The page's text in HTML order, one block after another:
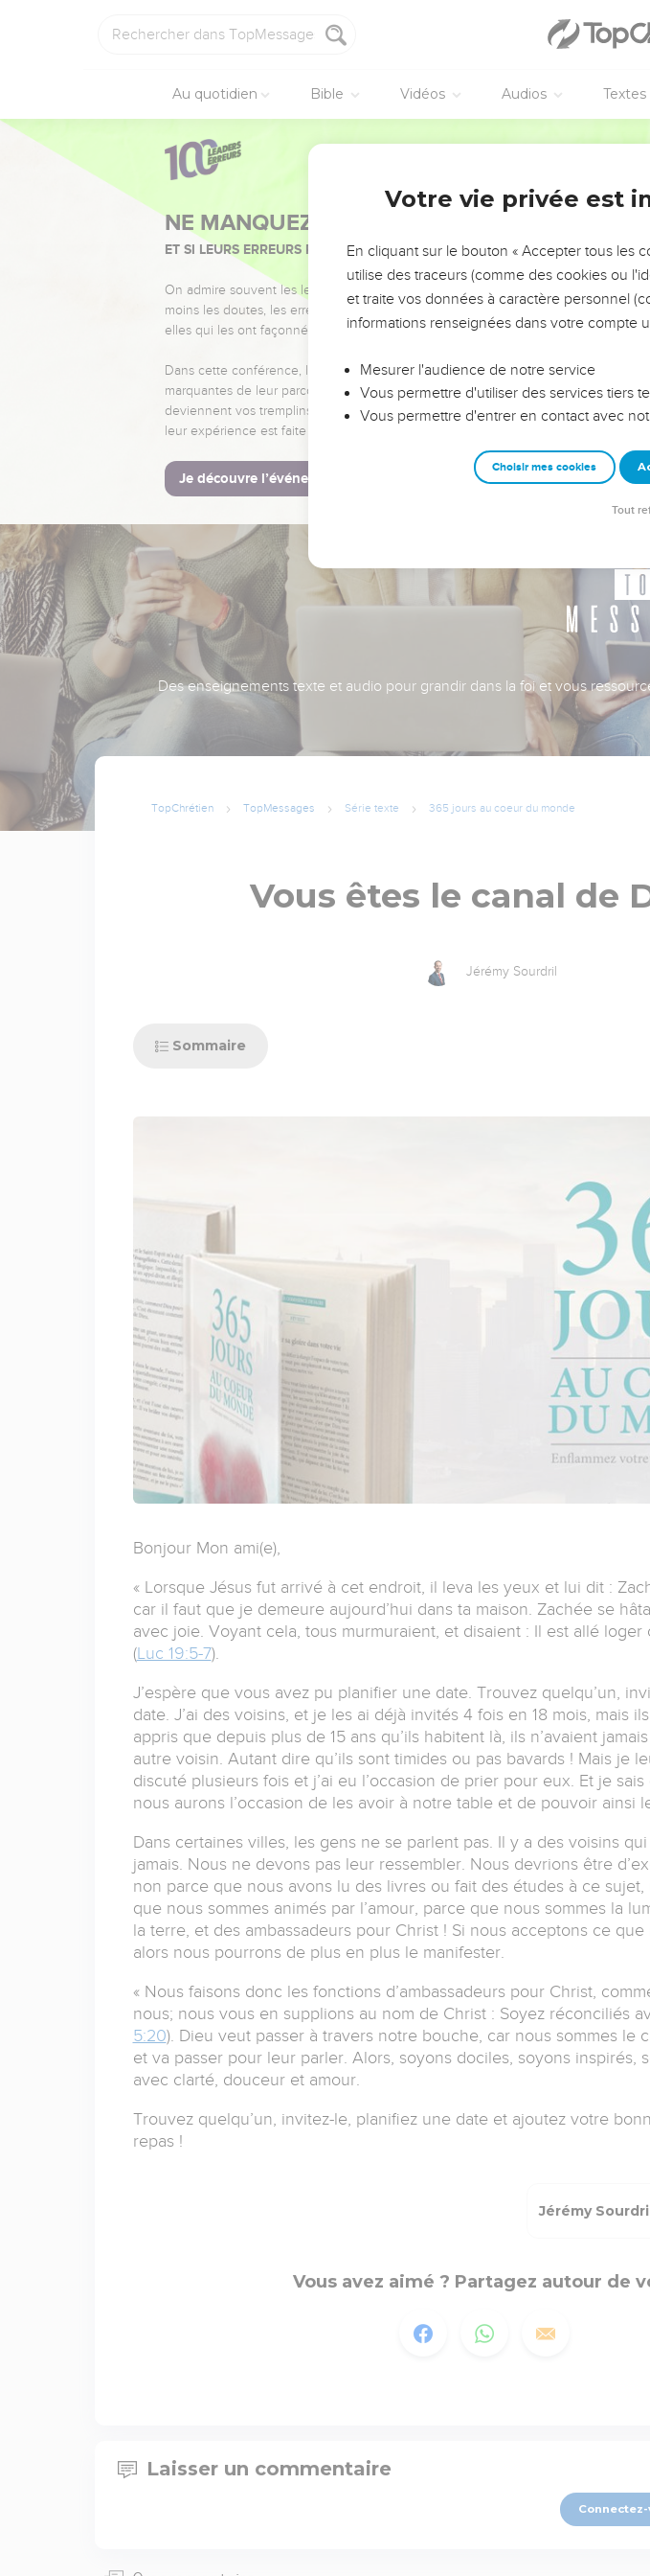
Au quotidien Bible Vidéos Audios Textes
NE MANQUEZ PAS L’ÉVÉNEMENT DE L’ANNÉE
ET SI LEURS ERREURS POUVAIENT VOUS ÉVITER LES VOTRES ?
On admire souvent les leaders pour leurs réussites, leur impact, leur foi ou leur
moins les doutes, les erreurs et les saisons difficiles qu'ils ont traversés, alors même
elles qui les ont façonnés.
Dans cette conférence, leaders, entrepreneurs, et responsables reviennent sur les
marquantes de leur parcours et les clés pour avancer avec plus de sagesse afin
deviennent vos tremplins. Que vous guidiez un ministère, une équipe, un groupe
leur expérience est faite pour vous.
Je découvre l’événement
Des enseignements texte et audio pour grandir dans la foi et vous
TopChrétien TopMessages Série texte 365 jours au coeur du monde
Vous êtes le canal de
Jérémy Sourdril
Sommaire
Bonjour Mon ami(e),
« Lorsque Jésus fut arrivé à cet endroit, il leva les yeux et lui dit :
car il faut que je demeure aujourd’hui dans ta maison. Zachée se
avec joie. Voyant cela, tous murmuraient, et disaient : Il est allé
(Luc 19:5-7).
J’espère que vous avez pu planifier une date. Trouvez quelqu’un,
date. J’ai des voisins, et je les ai déjà invités 4 fois en 18 mois, mais
appris que depuis plus de 15 ans qu’ils habitent là, ils n’avaient
autre voisin. Autant dire qu’ils sont timides ou pas bavards ! Mais je
discuté plusieurs fois et j’ai eu l’occasion de prier pour eux. Et je
nous aurons l’occasion de les avoir à notre table et de pouvoir ainsi
Dans certaines villes, les gens ne se parlent pas. Il y a des voisins
jamais. Nous ne devons pas leur ressembler. Nous devrions être
non parce que nous avons lu des livres ou fait des études à ce sujet,
que nous sommes animés par l’amour, parce que nous sommes la
la terre, et des ambassadeurs pour Christ ! Si nous acceptons ce que
alors nous pourrons de plus en plus le manifester.
« Nous faisons donc les fonctions d’ambassadeurs pour Christ,
nous; nous vous en supplions au nom de Christ : Soyez réconciliés
5:20). Dieu veut passer à travers notre bouche, car nous sommes le
et va passer pour leur parler. Alors, soyons dociles, soyons inspirés,
avec clarté, douceur et amour.
Trouvez quelqu’un, invitez-le, planifiez une date et ajoutez votre
repas !
Jérémy
Vous avez aimé ? Partagez autour de
Laisser un commentaire
Votre vie privée est
En cliquant sur le bouton « Accepter tous les
utilise des traceurs (comme des cookies ou
et traite vos données à caractère personnel
informations renseignées dans votre compte
Mesurer l'audience de notre service
Vous permettre d'utiliser des services tiers
Vous permettre d'entrer en contact avec
Choisir mes cookies
Tout